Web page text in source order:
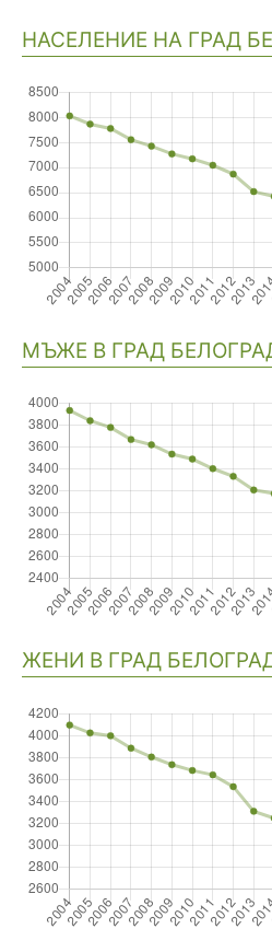
НАСЕЛЕНИЕ НА ГРАД
МЪЖЕ В ГРАД
ЖЕНИ В ГРАД